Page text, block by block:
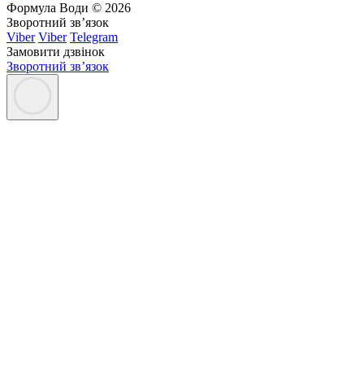
Формула Води © 2026
Зворотний зв’язок
Viber Viber Telegram
Замовити дзвінок
Зворотний зв’язок